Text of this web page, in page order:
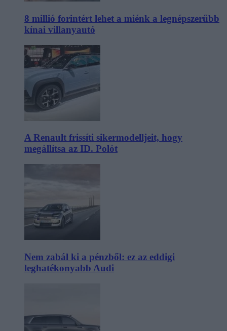
8 millió forintért lehet a miénk a legnépszerűbb
kínai villanyautó
A Renault frissíti sikermodelljeit, hogy
megállítsa az ID. Polót
Nem zabál ki a pénzből: ez az eddigi
leghatékonyabb Audi